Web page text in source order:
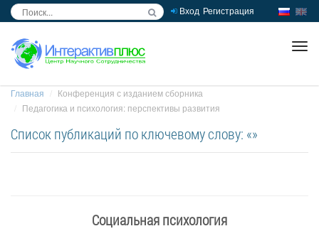
Вход Регистрация
Главная
Конференция с изданием сборника
Педагогика и психология: перспективы развития
Список публикаций по ключевому слову: «»
Социальная психология